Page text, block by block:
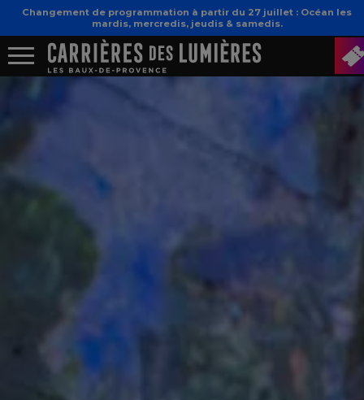
Changement de programmation à partir du 27 juillet : Océan les
mardis, mercredis, jeudis & samedis.